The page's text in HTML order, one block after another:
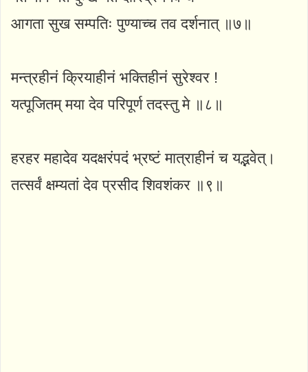
आगता सुख सम्पतिः पुण्याच्च तव दर्शनात् ॥७॥
मन्त्रहीनं क्रियाहीनं भक्तिहीनं सुरेश्वर !
यत्पूजितम् मया देव परिपूर्ण तदस्तु मे ॥८॥
हरहर महादेव यदक्षरंपदं भ्रष्टं मात्राहीनं च यद्भवेत्।
तत्सर्वं क्षम्यतां देव प्रसीद शिवशंकर ॥९॥